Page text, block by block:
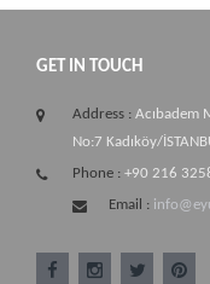
GET IN TOUCH
Address : Acıbadem
No:7 Kadıköy/
Phone : +90 216
Email :